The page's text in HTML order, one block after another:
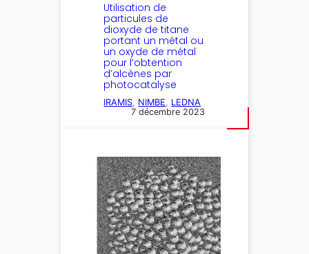
Utilisation de
particules de
dioxyde de titane
portant un métal ou
un oxyde de métal
pour l’obtention
d’alcènes par
photocatalyse
IRAMIS, NIMBE, LEDNA
7 décembre 2023